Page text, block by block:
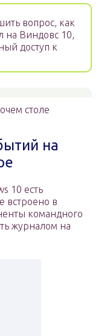
вопрос, как
на Виндовс 10,
доступ к
столе
на
10 есть
встроено в
командного
журналом на